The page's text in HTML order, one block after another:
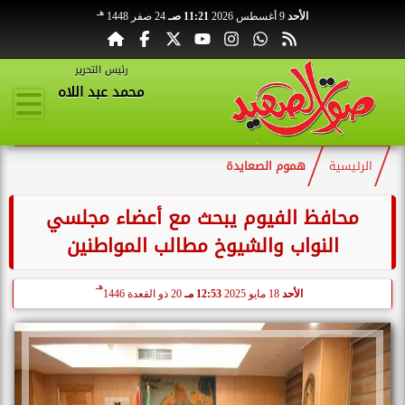
الأحد 11:21 صـ 24 صفر 1448 هـ
رئيس التحرير
محمد عبد اللاه
الرئيسية هموم الصعايدة
محافظ الفيوم يبحث مع أعضاء مجلسي
النواب والشيوخ مطالب المواطنين
الأحد 18 مايو 2025 12:53 مـ 20 ذو القعدة 1446
هـ